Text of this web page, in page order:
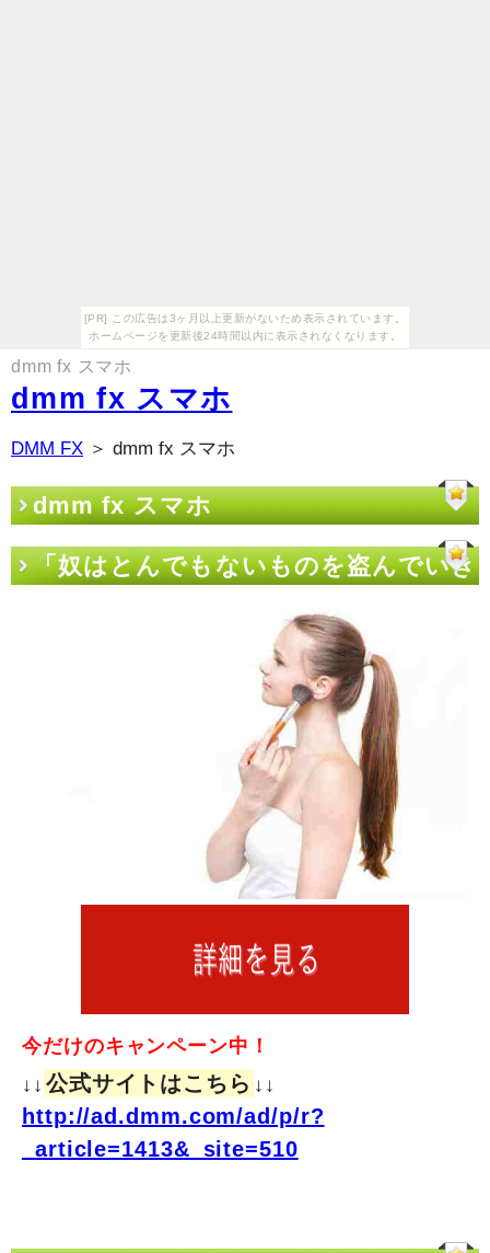
[PR] この広告は3ヶ月以上更新がないため表示されています。
ホームページを更新後24時間以内に表示されなくなります。
dmm fx スマホ
dmm fx スマホ
DMM FX ＞ dmm fx スマホ
dmm fx スマホ
「奴はとんでもないものを盗んでいき
今だけのキャンペーン中！
↓↓ 公式サイトはこちら ↓↓
http://ad.dmm.com/ad/p/r?
_article=1413&_site=510